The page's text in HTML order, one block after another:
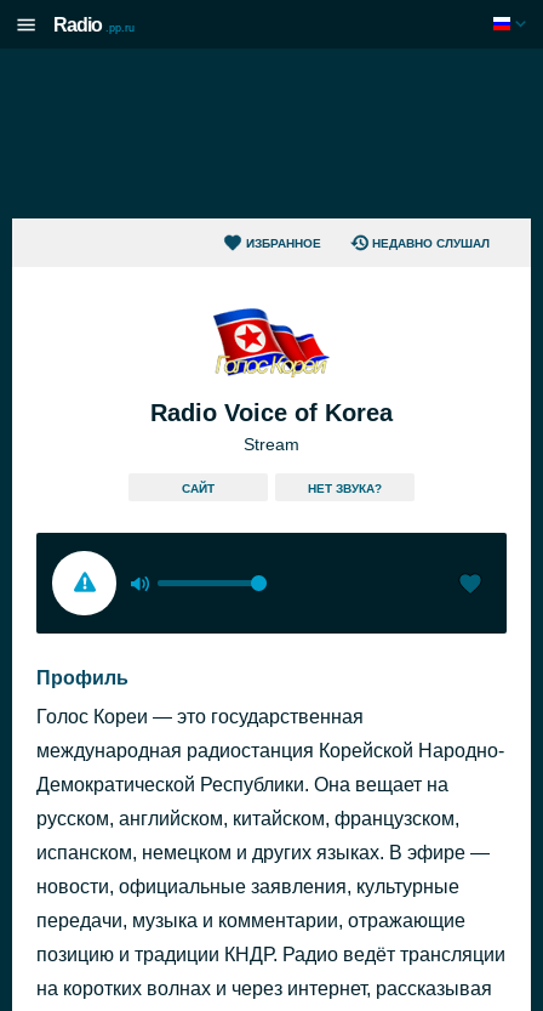
Radio .pp.ru
ИЗБРАННОЕ НЕДАВНО СЛУШАЛ
Radio Voice of Korea
Stream
САЙТ HЕТ ЗВУКА?
Профиль
Голос Кореи — это государственная
международная радиостанция Корейской Народно-
Демократической Республики. Она вещает на
русском, английском, китайском, французском,
испанском, немецком и других языках. В эфире —
новости, официальные заявления, культурные
передачи, музыка и комментарии, отражающие
позицию и традиции КНДР. Радио ведёт трансляции
на коротких волнах и через интернет, рассказывая